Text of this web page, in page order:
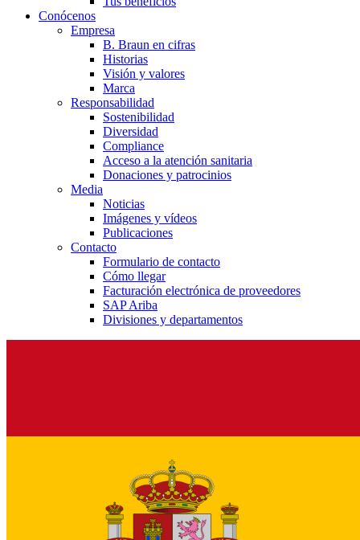
Conócenos
Empresa
B. Braun en cifras
Historias
Visión y valores
Marca
Responsabilidad
Sostenibilidad
Diversidad
Compliance
Acceso a la atención sanitaria
Donaciones y patrocinios
Media
Noticias
Imágenes y vídeos
Publicaciones
Contacto
Formulario de contacto
Cómo llegar
Facturación electrónica de proveedores
SAP Ariba
Divisiones y departamentos